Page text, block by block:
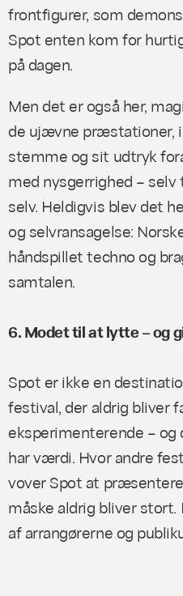
frontfigurer, som
Spot enten kom for
på dagen.
Men det er også her,
de ujævne præstationer,
stemme og sit udtryk
med nysgerrighed –
selv. Heldigvis blev det
og selvransagelse:
håndspillet techno og
samtalen.
6. Modet til at lytte – og
Spot er ikke en
festival, der aldrig bliver
eksperimenterende –
har værdi. Hvor andre
vover Spot at
måske aldrig bliver
af arrangørerne og